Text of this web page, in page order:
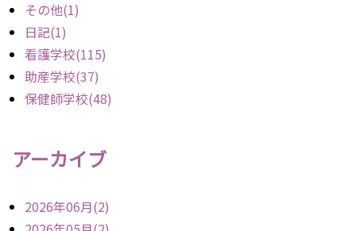
その他(1)
日記(1)
看護学校(115)
助産学校(37)
保健師学校(48)
アーカイブ
2026年06月(2)